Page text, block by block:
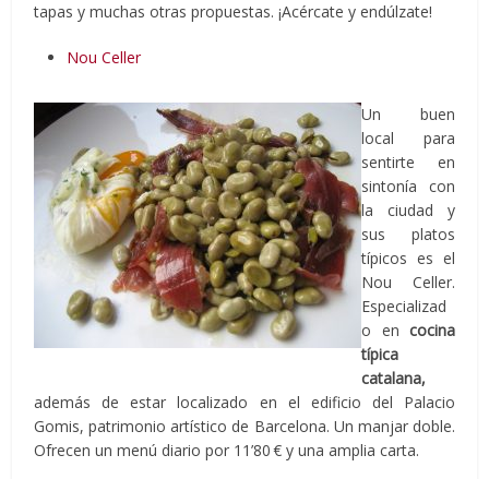
tapas y muchas otras propuestas. ¡Acércate y endúlzate!
Nou Celler
Un buen
local para
sentirte en
sintonía con
la ciudad y
sus platos
típicos es el
Nou Celler.
Especializad
o en cocina
típica
catalana,
además de estar localizado en el edificio del Palacio
Gomis, patrimonio artístico de Barcelona. Un manjar doble.
Ofrecen un menú diario por 11’80 € y una amplia carta.